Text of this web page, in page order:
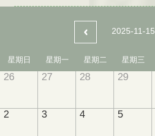
2025-11-15
星期日 星期一 星期二 星期三
26 27 28 29
2 3 4 5